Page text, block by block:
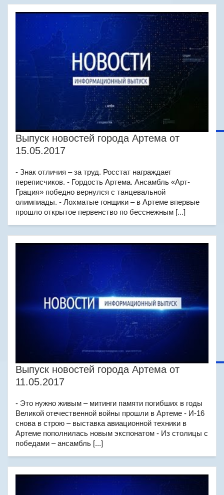
Выпуск новостей города Артема от
15.05.2017
- Знак отличия – за труд. Росстат награждает
переписчиков. - Гордость Артема. Ансамбль «Арт-
Грация» победно вернулся с танцевальной
олимпиады. - Лохматые гонщики – в Артеме впервые
прошло открытое первенство по бесснежным [...]
Выпуск новостей города Артема от
11.05.2017
- Это нужно живым – митинги памяти погибших в годы
Великой отечественной войны прошли в Артеме - И-16
снова в строю – выставка авиационной техники в
Артеме пополнилась новым экспонатом - Из столицы с
победами – ансамбль [...]